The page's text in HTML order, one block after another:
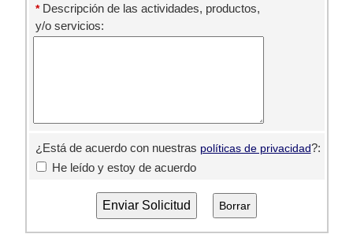
* Descripción de las actividades, productos,
y/o servicios:
¿Está de acuerdo con nuestras políticas de privacidad?:
He leído y estoy de acuerdo